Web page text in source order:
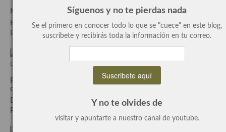
Cocina Brasileña
Cocina Cajún y Creole
Cocina de Estados Unidos
Menú Eco-Verano Healthy 2021
Escrito el Jun-19-2021
Por Concha Bernadcon1 Comentario
Reinventando la aceituna de mesa, un súper recetario a tu
disposición.
Escrito el Jul-10-2020
Por Concha Bernadcon
Síguenos y no te pierdas nada
Se el primero en conocer todo lo que se "cuece" en este blog,
suscribete y recibirás toda la información en tu correo.
Y no te olvides de
visitar y apuntarte a nuestro canal de youtube.